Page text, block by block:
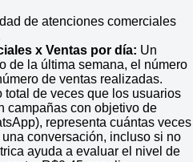
de atenciones comerciales
x Ventas por día: Un
de la última semana, el número
de ventas realizadas.
total de veces que los usuarios
campañas con objetivo de
representa cuántas veces
conversación, incluso si no
ayuda a evaluar el nivel de